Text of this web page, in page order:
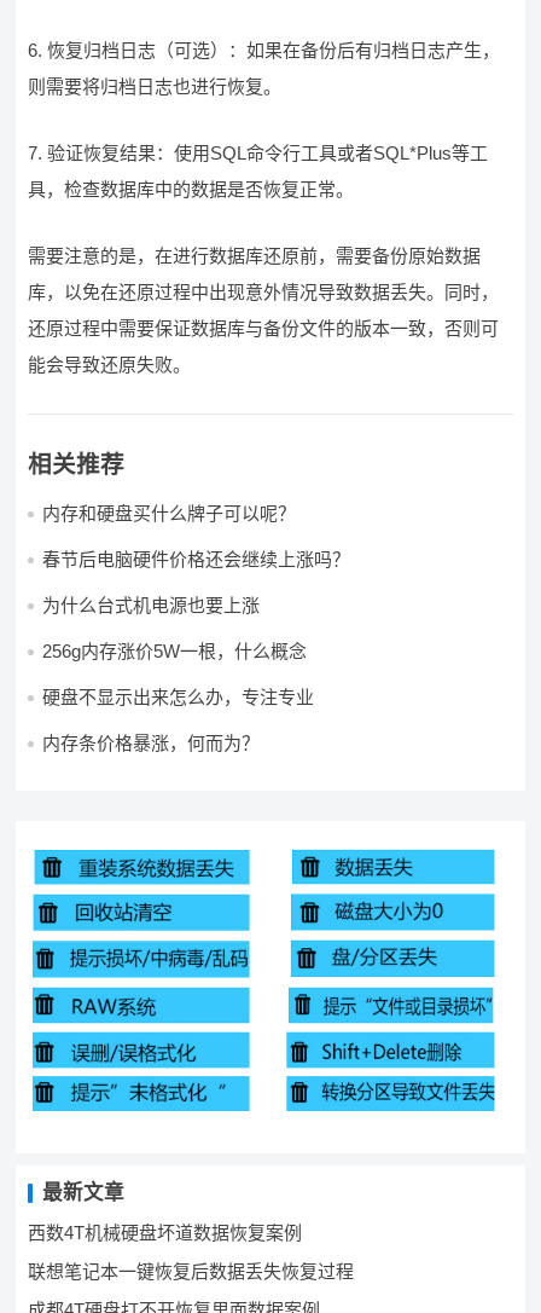
6. 恢复归档日志（可选）：如果在备份后有归档日志产生，
则需要将归档日志也进行恢复。
7. 验证恢复结果：使用SQL命令行工具或者SQL*Plus等工
具，检查数据库中的数据是否恢复正常。
需要注意的是，在进行数据库还原前，需要备份原始数据
库，以免在还原过程中出现意外情况导致数据丢失。同时，
还原过程中需要保证数据库与备份文件的版本一致，否则可
能会导致还原失败。
相关推荐
内存和硬盘买什么牌子可以呢？
春节后电脑硬件价格还会继续上涨吗？
为什么台式机电源也要上涨
256g内存涨价5W一根，什么概念
硬盘不显示出来怎么办，专注专业
内存条价格暴涨，何而为？
最新文章
西数4T机械硬盘坏道数据恢复案例
联想笔记本一键恢复后数据丢失恢复过程